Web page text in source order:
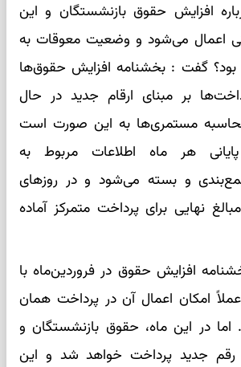
افزایش حقوق بازنشستگان و این
اعمال می‌شود و وضعیت معوقات به
گفت : بخشنامه افزایش حقوق‌ها
بر مبنای ارقام جدید در حال
مستمری‌ها به این صورت است
هر ماه اطلاعات مربوط به
و بسته می‌شود و در روزهای
نهایی برای پرداخت متمرکز آماده
افزایش حقوق در فروردین‌ماه با
امکان اعمال آن در پرداخت همان
در این ماه، حقوق بازنشستگان و
رقم جدید پرداخت خواهد شد و این